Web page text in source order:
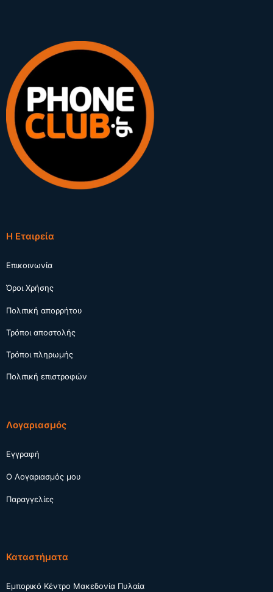
Η Εταιρεία
Επικοινωνία
Όροι Χρήσης
Πολιτική απορρήτου
Τρόποι αποστολής
Τρόποι πληρωμής
Πολιτική επιστροφών
Λογαριασμός
Εγγραφή
Ο Λογαριασμός μου
Παραγγελίες
Καταστήματα
Εμπορικό Κέντρο Μακεδονία Πυλαία